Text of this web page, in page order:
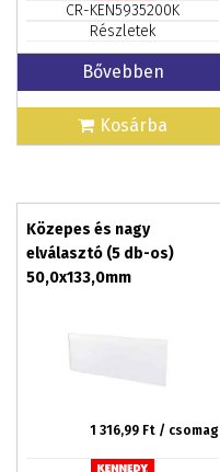
CR-KEN5935200K
Részletek
Bővebben
Kosárba
Közepes és nagy
elválasztó (5 db-os)
50,0x133,0mm
1 316,99 Ft / csomag